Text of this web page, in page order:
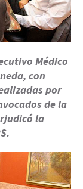
Médico
con
por
de la
la